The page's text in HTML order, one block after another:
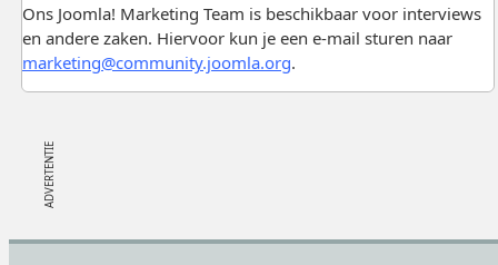
Ons Joomla! Marketing Team is beschikbaar voor interviews
en andere zaken. Hiervoor kun je een e-mail sturen naar
marketing@community.joomla.org.